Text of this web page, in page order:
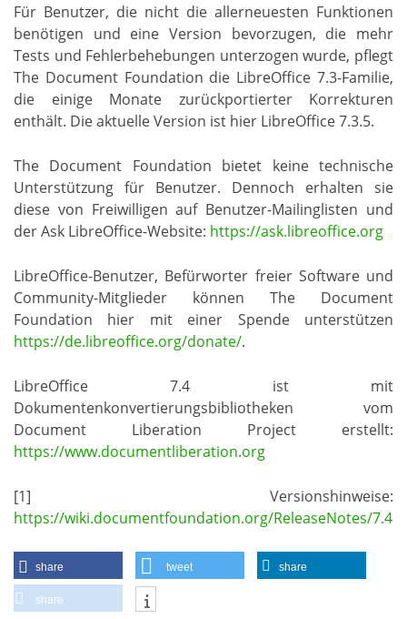
Für Benutzer, die nicht die allerneuesten Funktionen
benötigen und eine Version bevorzugen, die mehr
Tests und Fehlerbehebungen unterzogen wurde, pflegt
The Document Foundation die LibreOffice 7.3-Familie,
die einige Monate zurückportierter Korrekturen
enthält. Die aktuelle Version ist hier LibreOffice 7.3.5.
The Document Foundation bietet keine technische
Unterstützung für Benutzer. Dennoch erhalten sie
diese von Freiwilligen auf Benutzer-Mailinglisten und
der Ask LibreOffice-Website: https://ask.libreoffice.org
LibreOffice-Benutzer, Befürworter freier Software und
Community-Mitglieder können The Document
Foundation hier mit einer Spende unterstützen
https://de.libreoffice.org/donate/.
LibreOffice 7.4 ist mit
Dokumentenkonvertierungsbibliotheken vom
Document Liberation Project erstellt:
https://www.documentliberation.org
[1] Versionshinweise:
https://wiki.documentfoundation.org/ReleaseNotes/7.4
share tweet share
share